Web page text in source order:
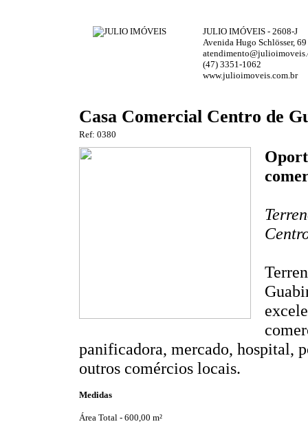
JULIO IMÓVEIS - 2608-J
Avenida Hugo Schlösser,
(47) 3351-1062
www.julioimoveis.com.br
Casa Comercial Centro de
Ref: 0380
panificadora, mercado, hospital,
outros comércios locais.
Medidas
Área Total - 600,00 m²